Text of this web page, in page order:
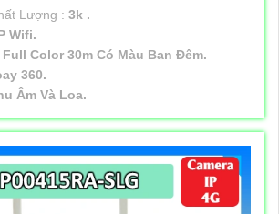
Lượng : 3k .
Wifi.
Full Color 30m Có Màu Ban Ðêm.
360.
Âm Và Loa.